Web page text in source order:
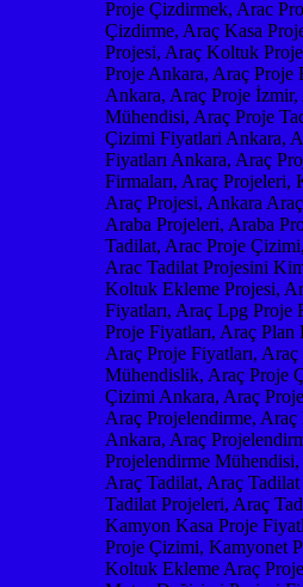
Proje Çizdirmek, Arac
Çizdirme, Araç Kasa
Projesi, Araç Koltuk
Proje Ankara, Araç Proje
Ankara, Araç Proje İzmir,
Mühendisi, Araç Proje
Çizimi Fiyatlari Ankara,
Fiyatları Ankara, Araç
Firmaları, Araç Projeleri,
Araç Projesi, Ankara
Araba Projeleri, Araba
Tadilat, Arac Proje
Arac Tadilat Projesini
Koltuk Ekleme Projesi,
Fiyatları, Araç Lpg Proje
Proje Fiyatları, Araç Plan
Araç Proje Fiyatları, Araç
Mühendislik, Araç Proje
Çizimi Ankara, Araç
Araç Projelendirme, Araç
Ankara, Araç
Projelendirme
Araç Tadilat, Araç
Tadilat Projeleri, Araç
Kamyon Kasa Proje
Proje Çizimi, Kamyonet
Koltuk Ekleme Araç